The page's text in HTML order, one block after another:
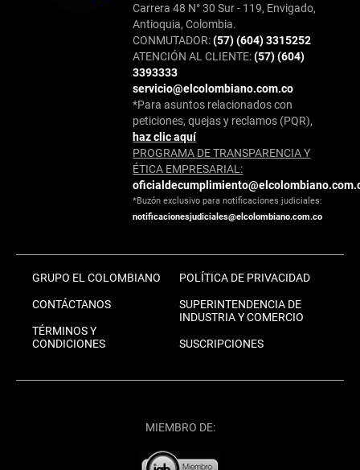
Carrera 48 N° 30 Sur - 119, Envigado,
Antioquia, Colombia.
CONMUTADOR:(57) (604) 3315252
ATENCIÓN AL CLIENTE:(57) (604)
3393333
servicio@elcolombiano.com.co
*Para asuntos relacionados con
peticiones, quejas y reclamos (PQR),
haz clic aquí
PROGRAMA DE TRANSPARENCIA Y
ÉTICA EMPRESARIAL:
*Buzón exclusivo para notificaciones judiciales:
notificacionesjudiciales@elcolombiano.com.co
GRUPO EL COLOMBIANO
CONTÁCTANOS
TÉRMINOS Y
CONDICIONES
POLÍTICA DE PRIVACIDAD
SUPERINTENDENCIA DE
INDUSTRIA Y COMERCIO
SUSCRIPCIONES
MIEMBRO DE: